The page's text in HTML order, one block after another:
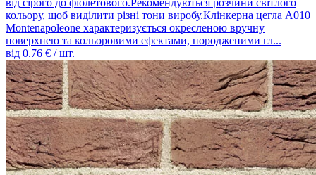
від сірого до фіолетового.Рекомендуються розчини світлого
кольору, щоб виділити різні тони виробу.Клінкерна цегла A010
Montenapoleone характеризується окресленою вручну
поверхнею та кольоровими ефектами, породженими гл...
від 0.76 € / шт.